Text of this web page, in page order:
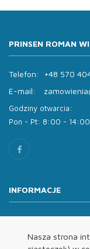
Nasza strona
PRINSEN ROMAN
Telefon:
+48 570
E-mail:
Godziny otwarcia:
Pon - Pt: 8:00 -
INFORMACJE
Oferta